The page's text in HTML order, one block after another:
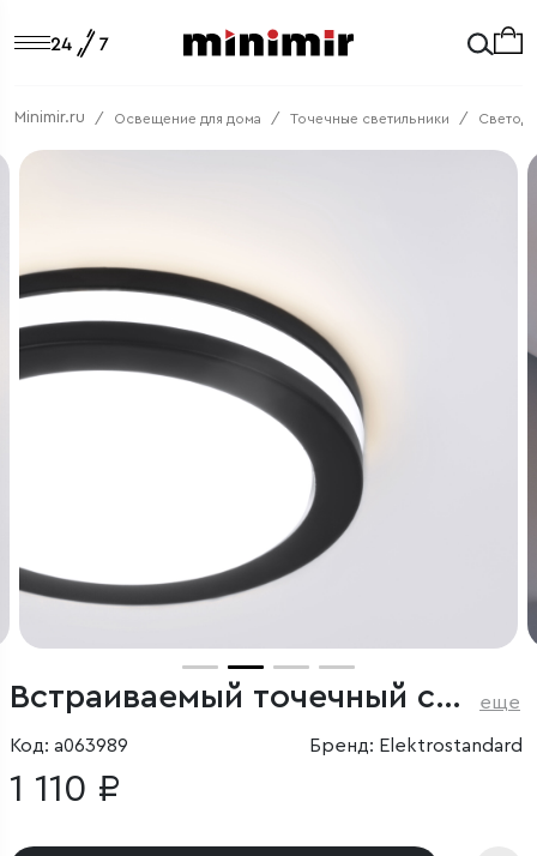
Minimir.ru Освещение для дома Точечные светильники
Встраиваемый точечный светильник еще
Код: a063989 Бренд: Elektrostandard
1 110 ₽